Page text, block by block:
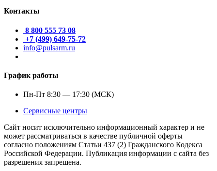
Контакты
8 800 555 73 08
+7 (499) 649-75-72
info@pulsarm.ru
График работы
Пн-Пт 8:30 — 17:30 (МСК)
Сервисные центры
Сайт носит исключительно информационный характер и не
может рассматриваться в качестве публичной оферты
согласно положениям Статьи 437 (2) Гражданского Кодекса
Российской Федерации. Публикация информации с сайта без
разрешения запрещена.